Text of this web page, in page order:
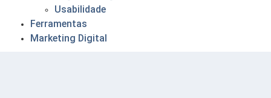
Usabilidade
Ferramentas
Marketing Digital